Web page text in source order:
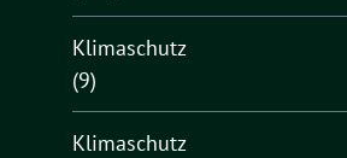
Klimaschutz
(9)
Klimaschutz